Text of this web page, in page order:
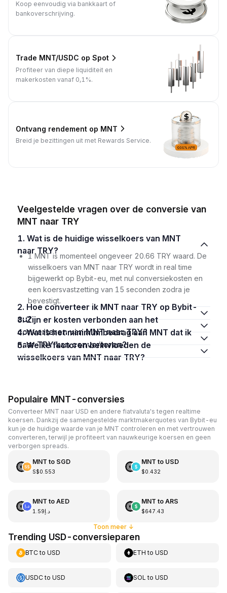
Koop eenvoudig via bankkaart of
bankoverschrijving.
Trade MNT/USDC op Spot
Profiteer van diepe liquiditeit en
makerkosten vanaf 0,1%.
Ontvang rendement op MNT
Breid je bezittingen uit met Rewards Service.
Veelgestelde vragen over de conversie van
MNT naar TRY
1. Wat is de huidige wisselkoers van MNT
naar TRY?
1 MNT is momenteel ongeveer 20.66 TRY waard. De
wisselkoers van MNT naar TRY wordt in real time
bijgewerkt op Bybit-eu, met nul conversiekosten en
een koersvastzetting van 15 seconden zodra je
bevestigt.
2. Hoe converteer ik MNT naar TRY op Bybit-
eu?
3. Zijn er kosten verbonden aan het
converteren van MNT naar TRY?
4. Wat is het minimumbedrag aan MNT dat ik
naar TRY kan converteren?
5. Welke factoren beïnvloeden de
wisselkoers van MNT naar TRY?
Populaire MNT-conversies
Converteer MNT naar USD en andere fiatvaluta's tegen realtime
koersen. Dankzij de samengestelde marktmakerquotes van Bybit-eu
kun je de huidige waarde van je MNT controleren en met vertrouwen
converteren, terwijl je profiteert van nauwkeurige koersen en geen
verborgen spreads.
MNT to SGD
S$0.553
MNT to USD
$0.432
MNT to AED
د.إ1.59
MNT to ARS
$647.43
Toon meer↓
Trending USD-conversieparen
BTCto USD ETH toUSD
USDCto USD SOL toUSD